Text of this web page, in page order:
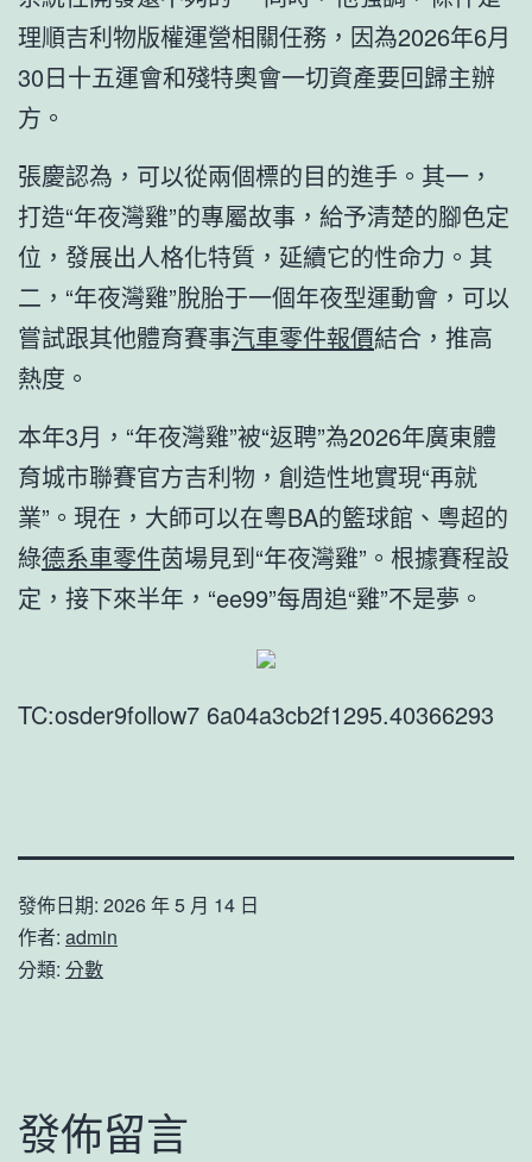
理順吉利物版權運營相關任務，因為2026年6月
30日十五運會和殘特奧會一切資產要回歸主辦
方。
張慶認為，可以從兩個標的目的進手。其一，
打造“年夜灣雞”的專屬故事，給予清楚的腳色定
位，發展出人格化特質，延續它的性命力。其
二，“年夜灣雞”脫胎于一個年夜型運動會，可以
嘗試跟其他體育賽事汽車零件報價結合，推高
熱度。
本年3月，“年夜灣雞”被“返聘”為2026年廣東體
育城市聯賽官方吉利物，創造性地實現“再就
業”。現在，大師可以在粵BA的籃球館、粵超的
綠德系車零件茵場見到“年夜灣雞”。根據賽程設
定，接下來半年，“ee99”每周追“雞”不是夢。
TC:osder9follow7 6a04a3cb2f1295.40366293
發佈日期: 2026 年 5 月 14 日
作者: admin
分類: 分數
發佈留言